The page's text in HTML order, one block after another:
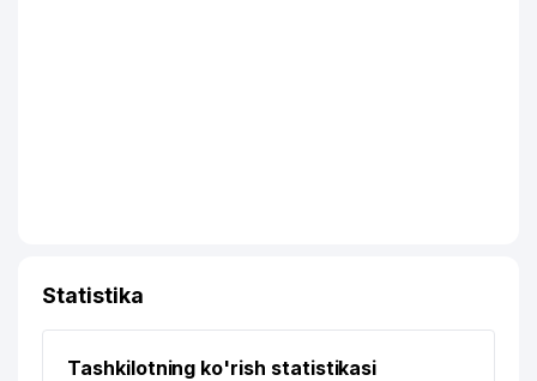
Statistika
Tashkilotning ko'rish statistikasi